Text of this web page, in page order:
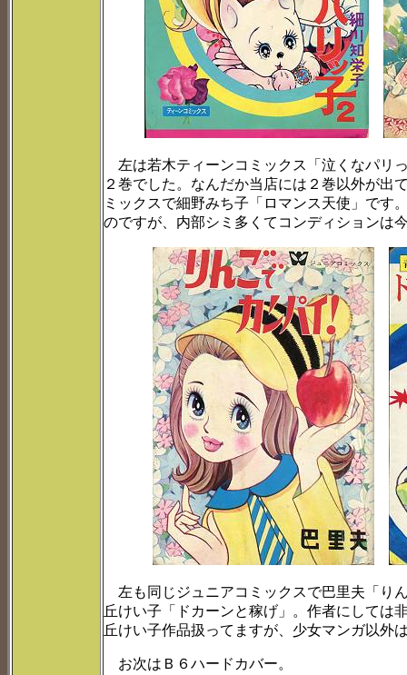
左は若木ティーンコミックス「泣くなパリ
２巻でした。なんだか当店には２巻以外が出
ミックスで細野みち子「ロマンス天使」です
のですが、内部シミ多くてコンディションは
左も同じジュニアコミックスで巴里夫「り
丘けい子「ドカーンと稼げ」。作者にしては
丘けい子作品扱ってますが、少女マンガ以外
お次はＢ６ハードカバー。